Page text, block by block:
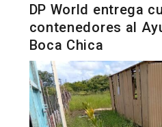
DP World entrega
contenedores al
Boca Chica